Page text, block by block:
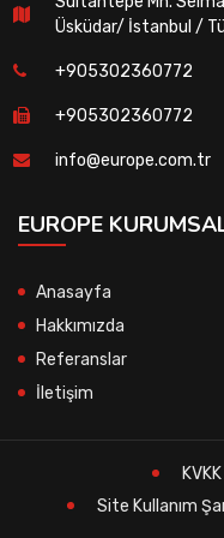
Üsküdar/ İstanbul /
+905302360772
+905302360772
info@europe.com.tr
EUROPE
Anasayfa
Hakkımızda
Referanslar
İletişim
Site Kullanım